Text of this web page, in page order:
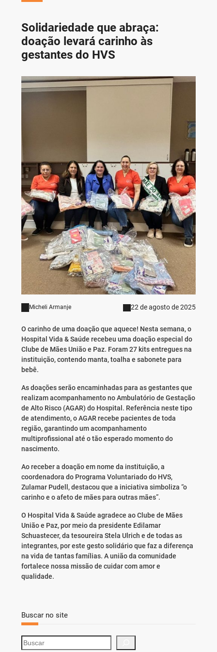
Solidariedade que abraça:
doação levará carinho às
gestantes do HVS
Micheli Armanje 22 de agosto de 2025
O carinho de uma doação que aquece! Nesta semana, o
Hospital Vida & Saúde recebeu uma doação especial do
Clube de Mães União e Paz. Foram 27 kits entregues na
instituição, contendo manta, toalha e sabonete para
bebê.
As doações serão encaminhadas para as gestantes que
realizam acompanhamento no Ambulatório de Gestação
de Alto Risco (AGAR) do Hospital. Referência neste tipo
de atendimento, o AGAR recebe pacientes de toda
região, garantindo um acompanhamento
multiprofissional até o tão esperado momento do
nascimento.
Ao receber a doação em nome da instituição, a
coordenadora do Programa Voluntariado do HVS,
Zulamar Pudell, destacou que a iniciativa simboliza “o
carinho e o afeto de mães para outras mães”.
O Hospital Vida & Saúde agradece ao Clube de Mães
União e Paz, por meio da presidente Edilamar
Schuastecer, da tesoureira Stela Ulrich e de todas as
integrantes, por este gesto solidário que faz a diferença
na vida de tantas famílias. A união da comunidade
fortalece nossa missão de cuidar com amor e
qualidade.
Buscar no site
S
e